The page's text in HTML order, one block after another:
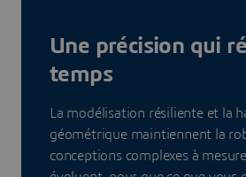
Une précision qui
temps
La modélisation résiliente et la
géométrique maintiennent la
conceptions complexes à